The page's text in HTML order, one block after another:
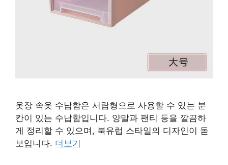
옷장 속옷 수납함은 서랍형으로 사용할 수 있는 분
칸이 있는 수납함입니다. 양말과 팬티 등을 깔끔하
게 정리할 수 있으며, 북유럽 스타일의 디자인이 돋
보입니다. 더보기